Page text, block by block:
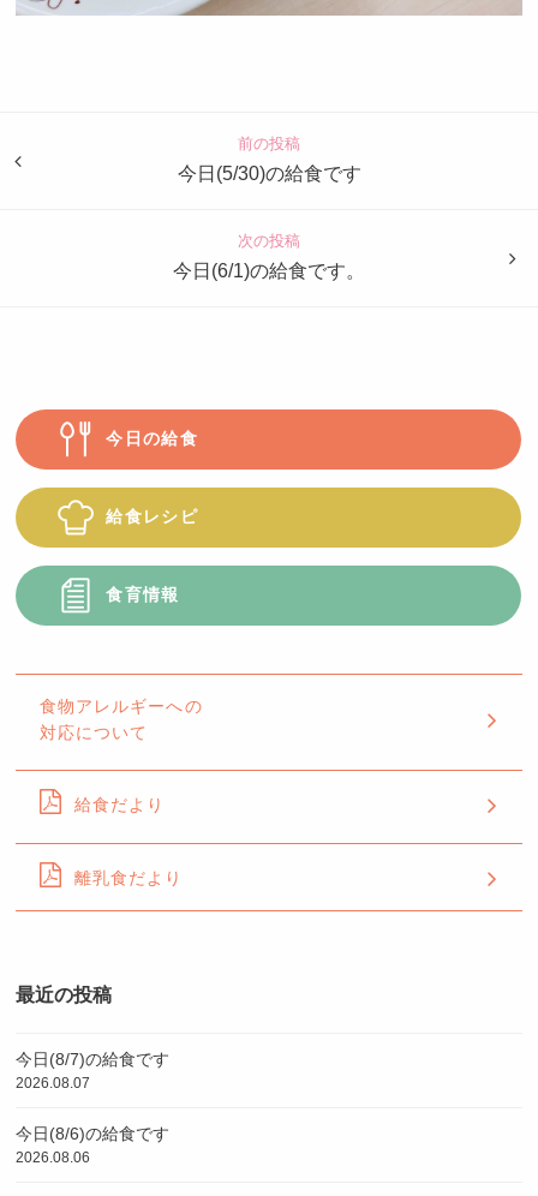
も
前の投稿
今日(5/30)の給食です
次の投稿
今日(6/1)の給食です。
今日の給食
給食レシピ
食育情報
食物アレルギーへの
対応について
給食だより
離乳食だより
最近の投稿
今日(8/7)の給食です
2026.08.07
今日(8/6)の給食です
2026.08.06